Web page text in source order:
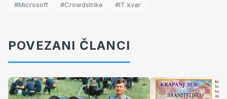
#Microsoft #Crowdstrike #IT kvar
POVEZANI ČLANCI